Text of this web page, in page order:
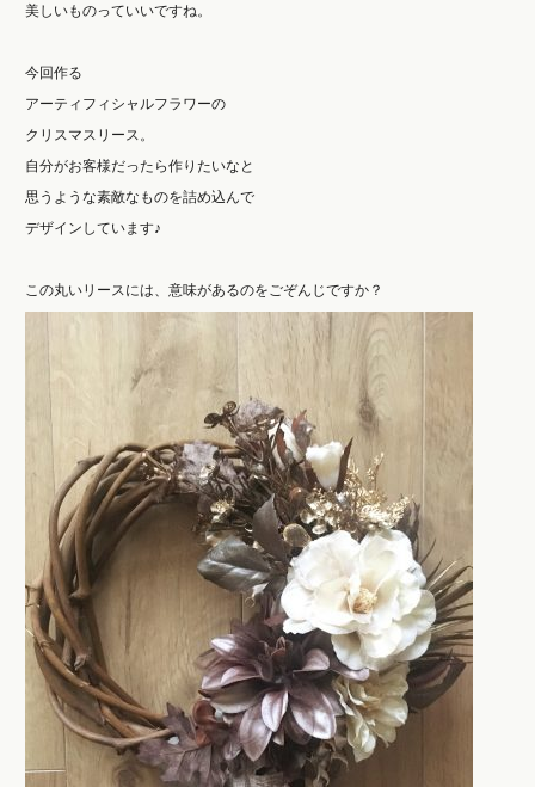
美しいものっていいですね。
今回作る
アーティフィシャルフラワーの
クリスマスリース。
自分がお客様だったら作りたいなと
思うような素敵なものを詰め込んで
デザインしています♪
この丸いリースには、意味があるのをごぞんじですか？